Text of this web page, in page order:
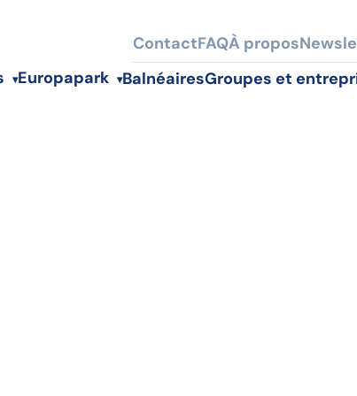
Europapark BalnéairesGroupes et
ContactFAQÀ propos